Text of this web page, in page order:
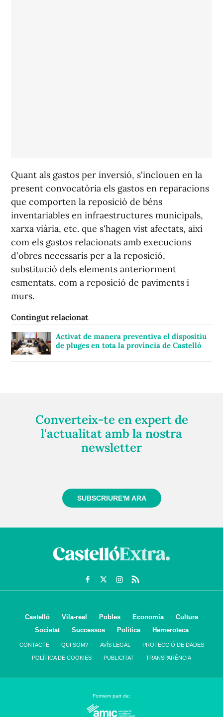
Quant als gastos per inversió, s'inclouen en la
present convocatòria els gastos en reparacions
que comporten la reposició de béns
inventariables en infraestructures municipals,
xarxa viària, etc. que s'hagen vist afectats, així
com els gastos relacionats amb execucions
d'obres necessaris per a la reposició,
substitució dels elements anteriorment
esmentats, com a reposició de paviments i
murs.
Contingut relacionat
Activat de manera preventiva el dispositiu
de pluges en tota la província de Castelló
Converteix-te en expert de
l'actualitat amb la nostra
newsletter
SUBSCRIURE'M ARA
Castelló Vila-real Pobles Economía
Cultura
Societat
Successos Política Hemeroteca
CONTACTE QUI SOM? AVÍS LEGAL PROTECCIÓ DE DADES
POLÍTICA DE COOKIES PUBLICITAT TRANSPARÈNCIA
Formem part de: